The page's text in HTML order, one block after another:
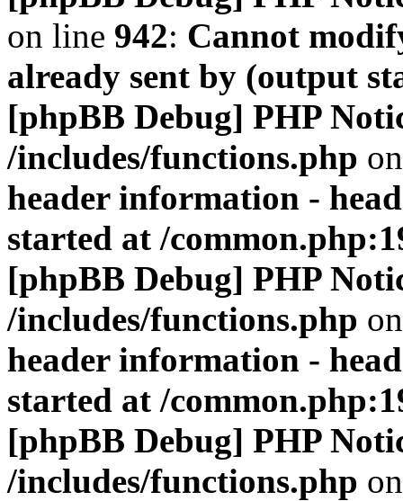
on line 942: Cannot
already sent by (output
[phpBB Debug] PHP
/includes/functions.php
header information -
started at /
[phpBB Debug] PHP
/includes/functions.php
header information -
started at /
[phpBB Debug] PHP
/includes/functions.php